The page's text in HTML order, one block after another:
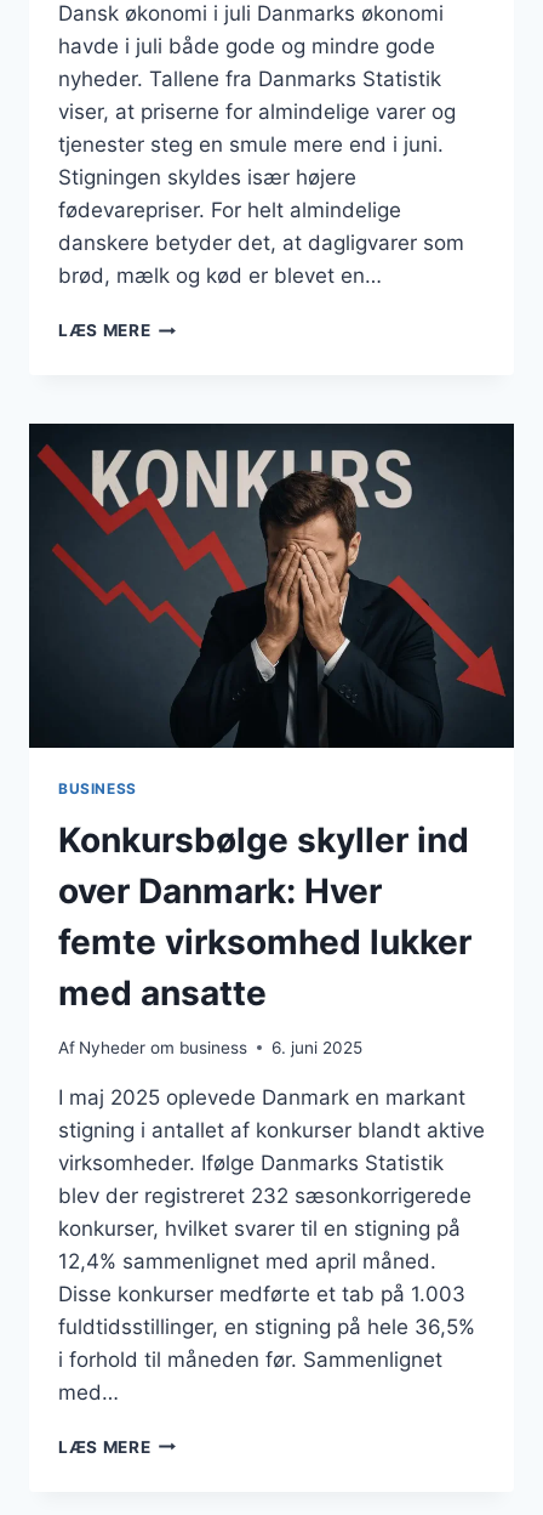
Dansk økonomi i juli Danmarks økonomi
havde i juli både gode og mindre gode
nyheder. Tallene fra Danmarks Statistik
viser, at priserne for almindelige varer og
tjenester steg en smule mere end i juni.
Stigningen skyldes især højere
fødevarepriser. For helt almindelige
danskere betyder det, at dagligvarer som
brød, mælk og kød er blevet en…
LÆS MEREBUSINESS
BUSINESS
Konkursbølge skyller ind
over Danmark: Hver
femte virksomhed lukker
med ansatte
Af Nyheder om business 6. juni 2025
I maj 2025 oplevede Danmark en markant
stigning i antallet af konkurser blandt aktive
virksomheder. Ifølge Danmarks Statistik
blev der registreret 232 sæsonkorrigerede
konkurser, hvilket svarer til en stigning på
12,4% sammenlignet med april måned.
Disse konkurser medførte et tab på 1.003
fuldtidsstillinger, en stigning på hele 36,5%
i forhold til måneden før. Sammenlignet
med…
LÆS MEREKONKURSBØLGE